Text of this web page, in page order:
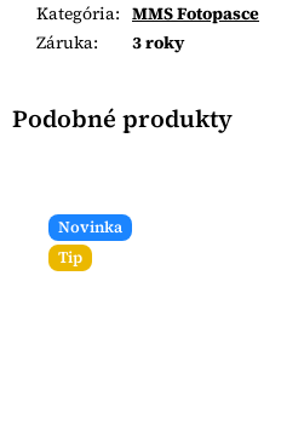
Kategória: MMS Fotopasce
Záruka: 3 roky
Novinka
Tip